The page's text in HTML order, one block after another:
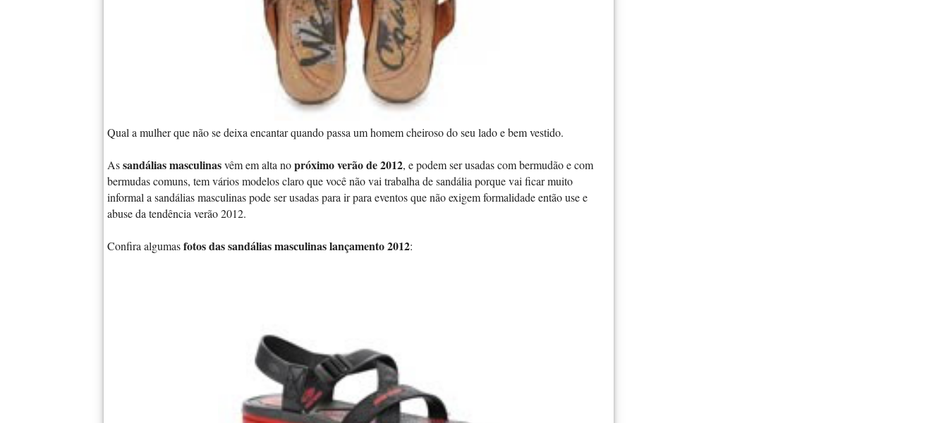
Qual a mulher que não se deixa encantar quando passa um homem cheiroso do seu lado e bem vestido.
Assandálias masculinasvêm em alta nopróximo verão de 2012, e podem ser usadas com bermudão e com
bermudas comuns, tem vários modelos claro que você não vai trabalha de sandália porque vai ficar muito
informal a sandálias masculinas pode ser usadas para ir para eventos que não exigem formalidade então use e
abuse da tendência verão 2012.
Confira algumasfotos das sandálias masculinas lançamento 2012: